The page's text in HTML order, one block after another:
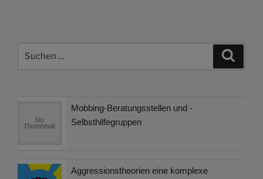
Mobbing-Beratungsstellen und -
Selbsthilfegruppen
Aggressionstheorien eine komplexe